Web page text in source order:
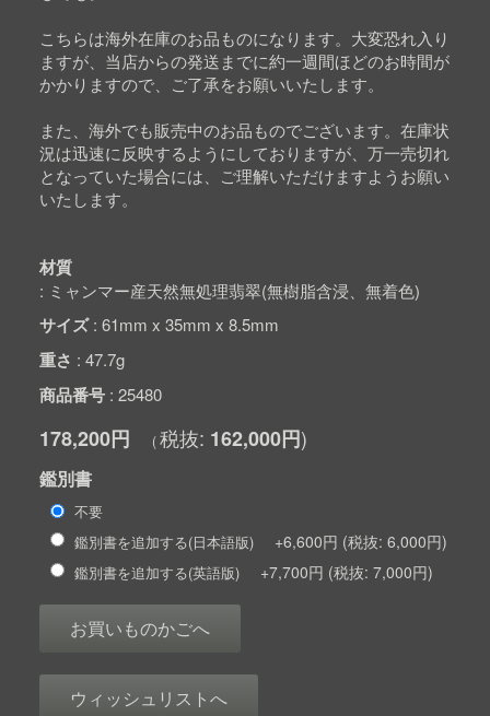
こちらは海外在庫のお品ものになります。大変恐れ入り
ますが、当店からの発送までに約一週間ほどのお時間が
かかりますので、ご了承をお願いいたします。
また、海外でも販売中のお品ものでございます。在庫状
況は迅速に反映するようにしておりますが、万一売切れ
となっていた場合には、ご理解いただけますようお願い
いたします。
材質
ミャンマー産天然無処理翡翠(無樹脂含浸、無着色)
サイズ 61mm x 35mm x 8.5mm
重さ 47.7g
商品番号 25480
178,200円 162,000円
鑑別書
不要
鑑別書を追加する(日本語版)
+6,600円 6,000円
鑑別書を追加する(英語版) +7,700円 7,000円
お買いものかごへ
ウィッシュリストへ